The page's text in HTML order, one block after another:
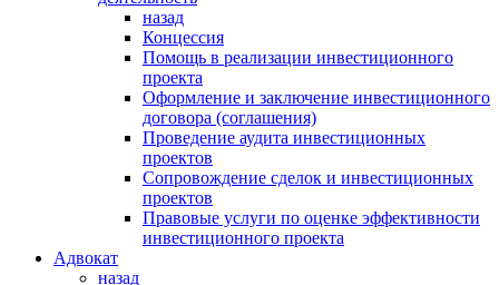
назад
Концессия
Помощь в реализации инвестиционного
проекта
Оформление и заключение инвестиционного
договора (соглашения)
Проведение аудита инвестиционных
проектов
Сопровождение сделок и инвестиционных
проектов
Правовые услуги по оценке эффективности
инвестиционного проекта
Адвокат
назад